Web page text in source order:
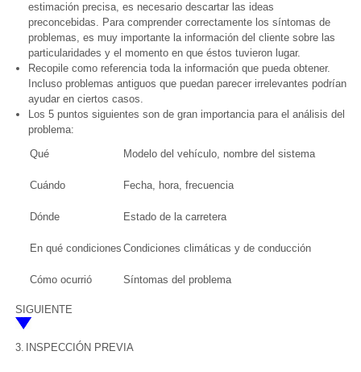
estimación precisa, es necesario descartar las ideas
preconcebidas. Para comprender correctamente los síntomas de
problemas, es muy importante la información del cliente sobre las
particularidades y el momento en que éstos tuvieron lugar.
Recopile como referencia toda la información que pueda obtener.
Incluso problemas antiguos que puedan parecer irrelevantes podrían
ayudar en ciertos casos.
Los 5 puntos siguientes son de gran importancia para el análisis del
problema:
Qué
Modelo del vehículo, nombre del sistema
Cuándo Fecha, hora, frecuencia
Dónde Estado de la carretera
En qué condiciones Condiciones climáticas y de conducción
Cómo ocurrió Síntomas del problema
SIGUIENTE
3. INSPECCIÓN PREVIA